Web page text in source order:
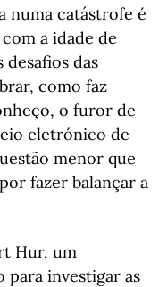
numa catástrofe é
a idade de
das
como faz
o furor de
eletrónico de
menor que
fazer balançar a
Hur, um
investigar as